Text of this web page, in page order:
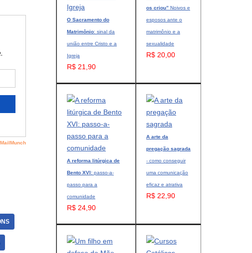
O Sacramento do
Matrimônio: sinal da
união entre Cristo e a
Igreja
R$ 21,90
os criou” Noivos e
esposos ante o
matrimônio e a
sexualidade
R$ 20,00
A reforma litúrgica de
Bento XVI: passo-a-
passo para a
comunidade
R$ 24,90
A arte da
pregação sagrada
- como conseguir
uma comunicação
eficaz e atrativa
R$ 22,90